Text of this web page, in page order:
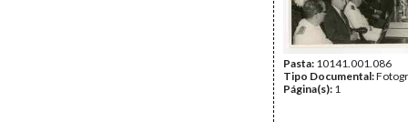
Pasta: 10141.001.086
Tipo Documental:
Página(s): 1